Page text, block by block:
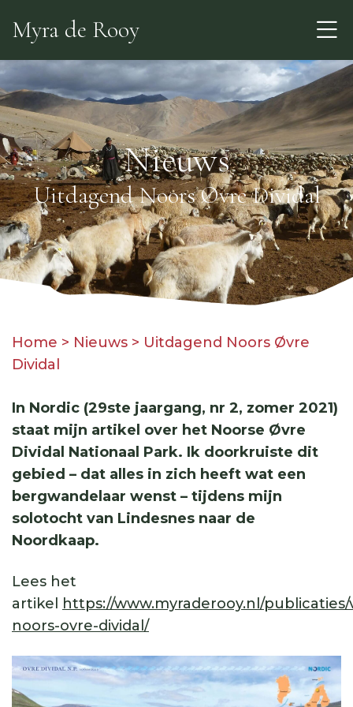
to
content
Myra de Rooy
Nieuws
Uitdagend Noors Øvre Dividal
Home > Nieuws > Uitdagend Noors Øvre
Dividal
In Nordic (29ste jaargang, nr 2, zomer 2021)
staat mijn artikel over het Noorse Øvre
Dividal Nationaal Park. Ik doorkruiste dit
gebied – dat alles in zich heeft wat een
bergwandelaar wenst – tijdens mijn
solotocht van Lindesnes naar de
Noordkaap.
Lees het
artikel
https://www.myraderooy.nl/
noors-ovre-dividal/